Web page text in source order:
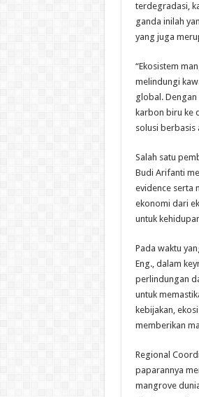
terdegradasi,
ganda inilah
yang juga
“Ekosistem
melindungi
global.
karbon biru ke
solusi berbasis
Salah satu
Budi Arifanti
evidence serta
ekonomi dari
untuk
Pada waktu
Eng., dalam
perlindungan
untuk
kebijakan,
memberikan
Regional
paparannya
mangrove